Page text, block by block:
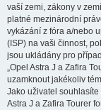
vaší zemi, zákony v
platné mezinárodní
vykázání z fóra a/nebo
(ISP) na vaši činnost,
jsou ukládány pro
„Opel Astra J a Zafira
uzamknout jakékoliv
Jako uživatel souhlasíte
Astra J a Zafira Tourer